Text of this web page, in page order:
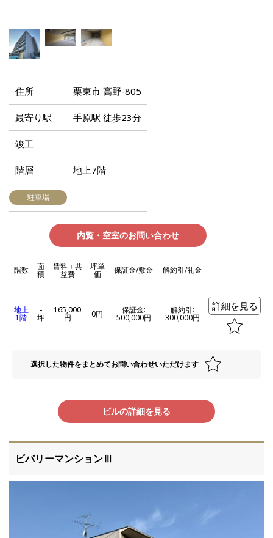
住所 栗東市 高野-805
最寄り駅 手原駅 徒歩23分
竣工
階層 地上7階
駐車場
内覧・空室のお問い合わせ
階数 面
積
賃料＋共
益費
坪単
価 保証金/敷金 解約引/礼金
地上
1階
-
坪
165,000
円 0円 保証金:
500,000円
解約引:
300,000円
詳細を見る
選択した物件をまとめてお問い合わせいただけます
ビルの詳細を見る
ビバリーマンションⅢ